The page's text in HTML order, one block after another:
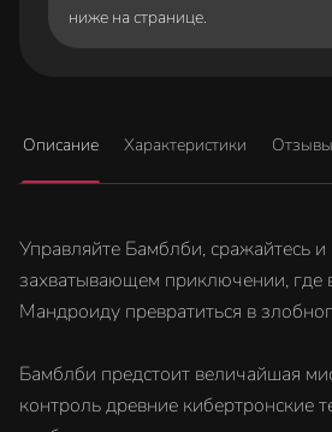
ниже на странице.
Описание Характеристики Отзывы
Управляйте Бамблби, сражайтесь и
захватывающем приключении, где
Мандроиду превратиться в
Бамблби предстоит величайшая
контроль древние кибертронские